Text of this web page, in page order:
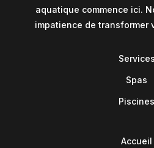
aquatique commence ici.
impatience de transformer
Services
Spas
Piscines
Accueil